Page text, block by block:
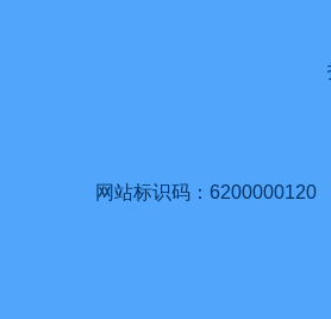
网站标识码：6200000120